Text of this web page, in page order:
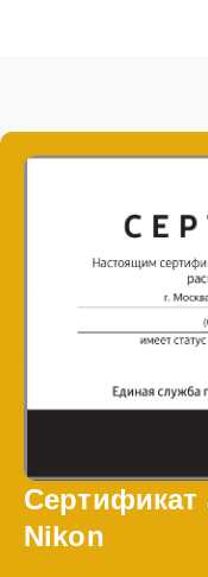
Nikon